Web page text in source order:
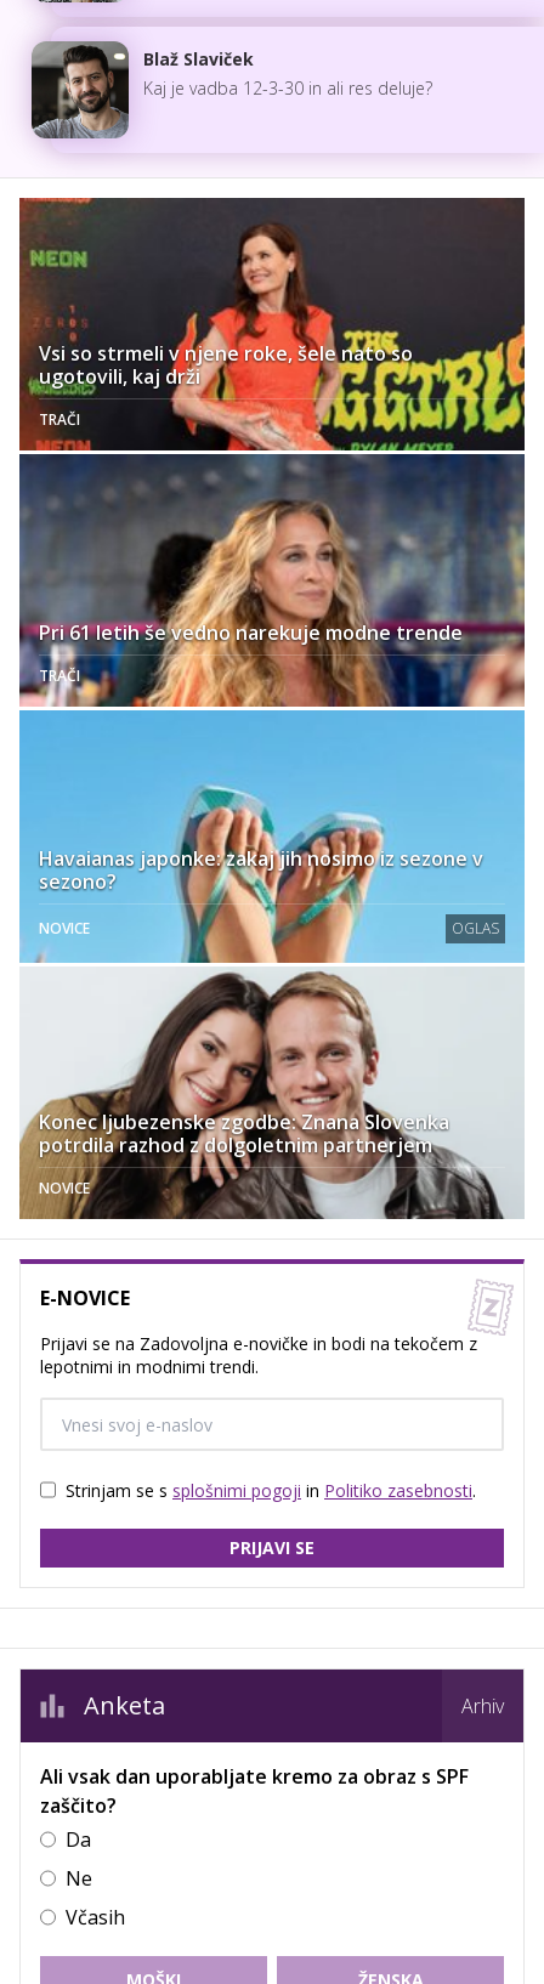
Blaž Slaviček
Kaj je vadba 12-3-30 in ali res deluje?
Vsi so strmeli v njene roke, šele nato so
ugotovili, kaj drži
TRAČI
Pri 61 letih še vedno narekuje modne trende
TRAČI
Havaianas japonke: zakaj jih nosimo iz sezone v
sezono?
NOVICE OGLAS
Konec ljubezenske zgodbe: Znana Slovenka
potrdila razhod z dolgoletnim partnerjem
NOVICE
E-NOVICE
Prijavi se na Zadovoljna e-novičke in bodi na tekočem z
lepotnimi in modnimi trendi.
Strinjam se s splošnimi pogoji in Politiko zasebnosti.
PRIJAVI SE
Anketa Arhiv
Ali vsak dan uporabljate kremo za obraz s SPF
zaščito?
Da
Ne
Včasih